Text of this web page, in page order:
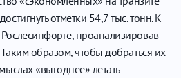
отметки 54,7 тыс. тонн. К
проанализировав
образом, чтобы добраться их
«выгоднее» летать